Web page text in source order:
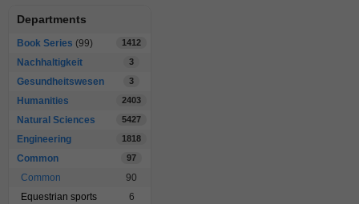
Departments
Book Series (99) 1412
Nachhaltigkeit 3
Gesundheitswesen 3
Humanities 2403
Natural Sciences 5427
Engineering 1818
Common 97
Common
90
Equestrian sports
6